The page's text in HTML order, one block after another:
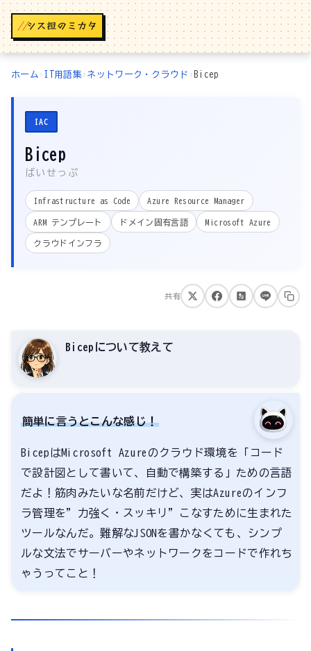
//
ホーム › IT用語集› ネットワーク・クラウド › Bicep
IAC
Bicep
ばいせっぷ
Infrastructure as Code Azure Resource Manager
ARM テンプレート ドメイン固有言語 Microsoft Azure
クラウドインフラ
共有
Bicepについて教えて
簡単に言うとこんな感じ！
BicepはMicrosoft Azureのクラウド環境を「コード
で設計図として書いて、自動で構築する」ための言語
だよ！筋肉みたいな名前だけど、実はAzureのインフ
ラ管理を”力強く・スッキリ”こなすために生まれた
ツールなんだ。難解なJSONを書かなくても、シンプ
ルな文法でサーバーやネットワークをコードで作れち
ゃうってこと！